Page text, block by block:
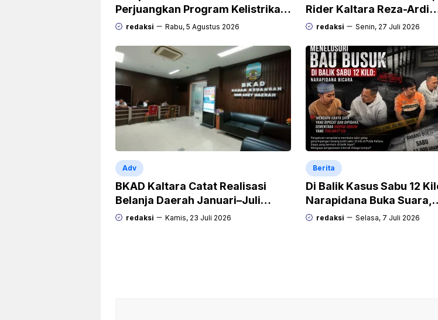
Perjuangkan Program Kelistrikan
Rp471 Miliar dari Pemerintah
redaksi Rabu, 5 Agustus 2026
Rider Kaltara Reza-Ardi
menuntaskan tantangan
redaksi Senin, 27 Juli 2026
Adv
BKAD Kaltara Catat Realisasi
Belanja Daerah Januari–Juli
Capai 38,9 Persen
redaksi Kamis, 23 Juli 2026
Berita
Di Balik Kasus Sabu 12
Narapidana Buka Suara,
“Mengapa Hanya Saya
redaksi Selasa, 7 Juli 2026